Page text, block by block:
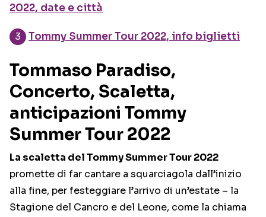
2022, date e città
Tommy Summer Tour 2022, info biglietti
Tommaso Paradiso,
Concerto, Scaletta,
anticipazioni Tommy
Summer Tour 2022
La scaletta del Tommy Summer Tour 2022
promette di far cantare a squarciagola dall’inizio
alla fine, per festeggiare l’arrivo di un’estate – la
Stagione del Cancro e del Leone, come la chiama